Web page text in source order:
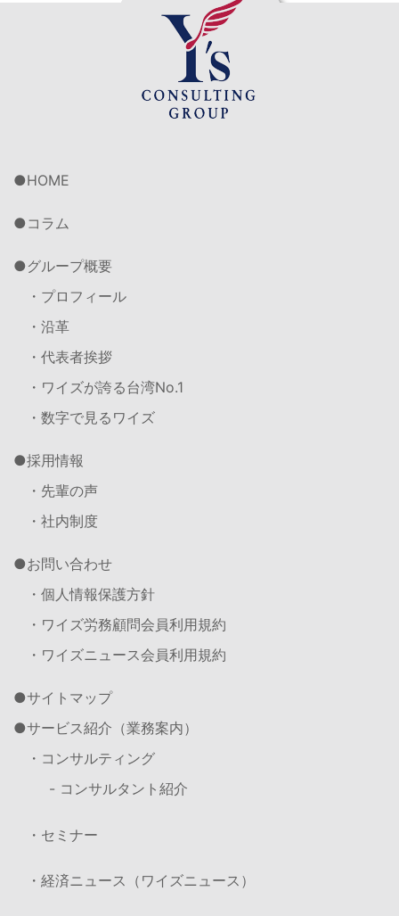
HOME
コラム
グループ概要
・プロフィール
・沿革
・代表者挨拶
・ワイズが誇る台湾No.1
・数字で見るワイズ
採用情報
・先輩の声
・社内制度
お問い合わせ
・個人情報保護方針
・ワイズ労務顧問会員利用規約
・ワイズニュース会員利用規約
サイトマップ
サービス紹介（業務案内）
・コンサルティング
- コンサルタント紹介
・セミナー
・経済ニュース（ワイズニュース）